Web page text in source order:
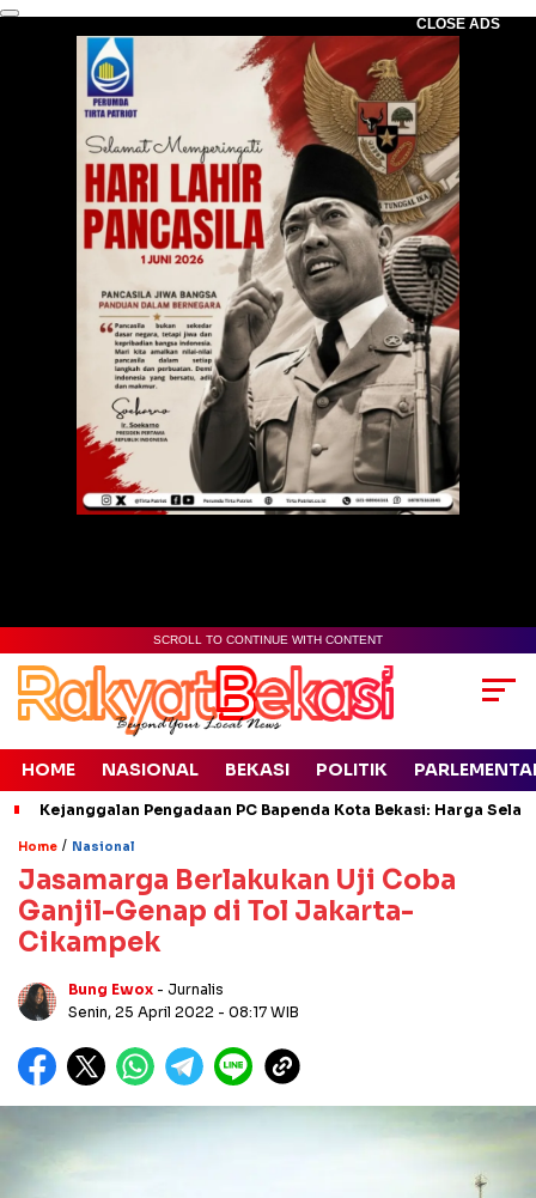
CLOSE ADS
SCROLL TO CONTINUE WITH CONTENT
HOME NASIONAL BEKASI POLITIK
Kejanggalan Pengadaan PC Bapenda Kota Bekasi: Harga
Home / Nasional
Jasamarga Berlakukan Uji Coba
Ganjil-Genap di Tol Jakarta-
Cikampek
Bung Ewox - Jurnalis
Senin, 25 April 2022 - 08:17 WIB